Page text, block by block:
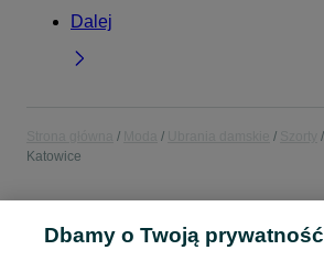
Dalej
Katowice
Dbamy o Twoją prywatność